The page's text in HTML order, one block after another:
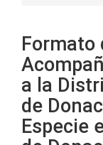
Formato
a la
de
Especie